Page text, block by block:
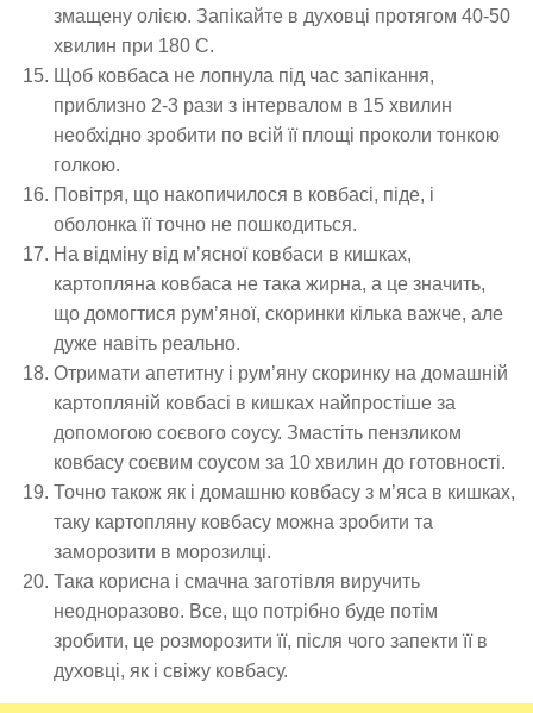
змащену олією. Запікайте в духовці протягом 40-50
хвилин при 180 С.
Щоб ковбаса не лопнула під час запікання,
приблизно 2-3 рази з інтервалом в 15 хвилин
необхідно зробити по всій її площі проколи тонкою
голкою.
Повітря, що накопичилося в ковбасі, піде, і
оболонка її точно не пошкодиться.
На відміну від м’ясної ковбаси в кишках,
картопляна ковбаса не така жирна, а це значить,
що домогтися рум’яної, скоринки кілька важче, але
дуже навіть реально.
Отримати апетитну і рум’яну скоринку на домашній
картопляній ковбасі в кишках найпростіше за
допомогою соєвого соусу. Змастіть пензликом
ковбасу соєвим соусом за 10 хвилин до готовності.
Точно також як і домашню ковбасу з м’яса в кишках,
таку картопляну ковбасу можна зробити та
заморозити в морозилці.
Така корисна і смачна заготівля виручить
неодноразово. Все, що потрібно буде потім
зробити, це розморозити її, після чого запекти її в
духовці, як і свіжу ковбасу.